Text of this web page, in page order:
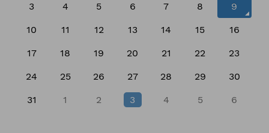
3 4 5 6 7 8 9
10 11 12 13 14 15 16
17 18 19 20 21 22 23
24 25 26 27 28 29 30
31 1 2 3 4 5 6